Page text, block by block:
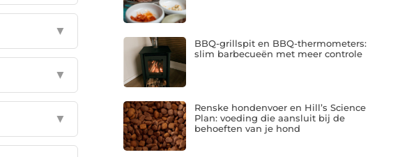
▼
▼
▼
BBQ-grillspit en BBQ-thermometers:
slim barbecueën met meer controle
Renske hondenvoer en Hill’s Science
Plan: voeding die aansluit bij de
behoeften van je hond